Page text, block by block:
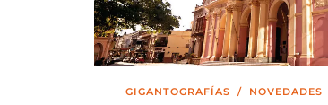
GIGANTOGRAFÍAS / NOVEDADES